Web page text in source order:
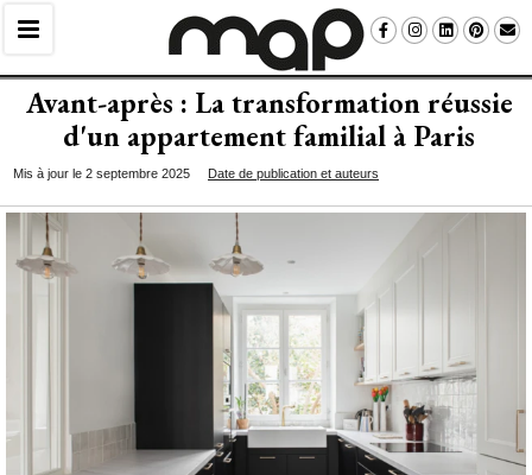
Avant-après : La transformation réussie
d'un appartement familial à Paris
Mis à jour le 2 septembre 2025 Date de publication et auteurs